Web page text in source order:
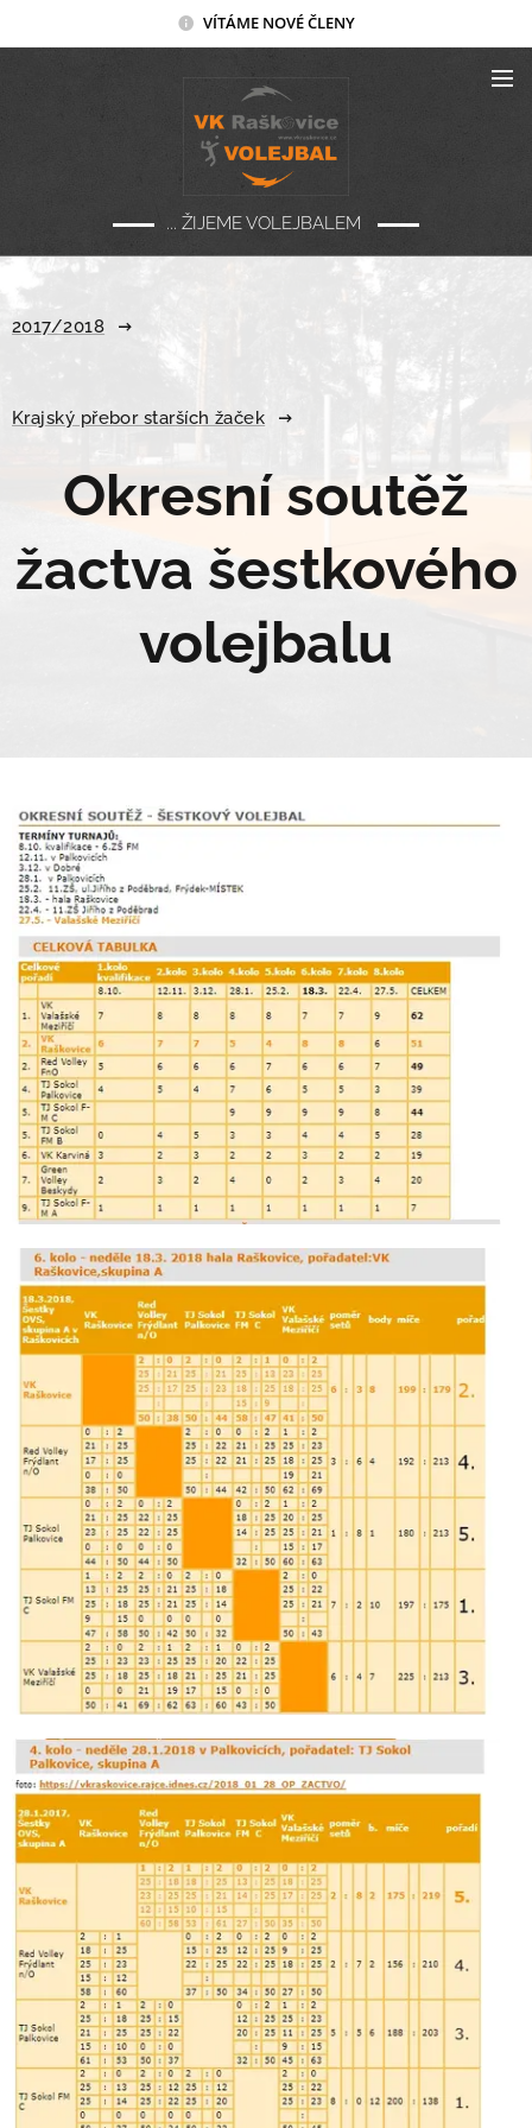
VÍTÁME NOVÉ ČLENY
... ŽIJEME VOLEJBALEM
2017/2018
Krajský přebor starších žaček
Okresní soutěž
žactva šestkového
volejbalu